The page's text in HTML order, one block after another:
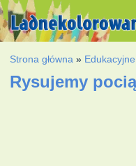
Strona główna » Edukacyjne
Rysujemy